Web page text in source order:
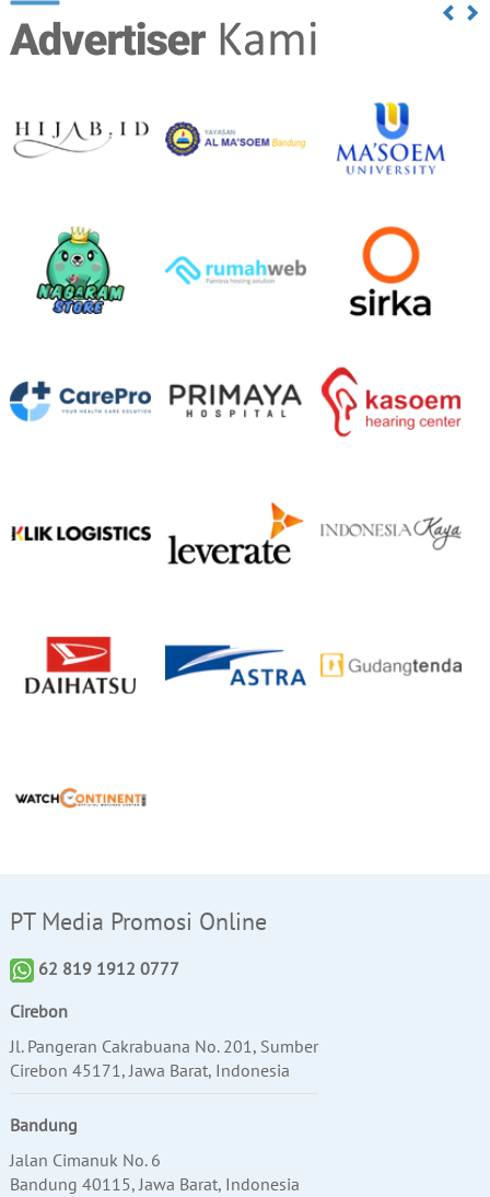
PT Media Promosi Online
62 819 1912 0777
Cirebon
Jl. Pangeran Cakrabuana No. 201, Sumber
Cirebon 45171, Jawa Barat, Indonesia
Bandung
Jalan Cimanuk No. 6
Bandung 40115, Jawa Barat, Indonesia